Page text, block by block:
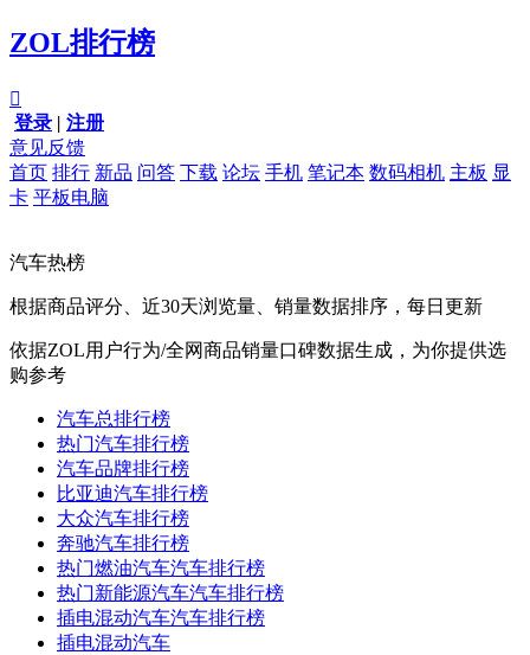
ZOL排行榜

登录 | 注册
意见反馈
首页 排行 新品 问答 下载 论坛 手机 笔记本 数码相机 主板 显
卡 平板电脑
汽车热榜
根据商品评分、近30天浏览量、销量数据排序，每日更新
依据ZOL用户行为/全网商品销量口碑数据生成，为你提供选
购参考
汽车总排行榜
热门汽车排行榜
汽车品牌排行榜
比亚迪汽车排行榜
大众汽车排行榜
奔驰汽车排行榜
热门燃油汽车汽车排行榜
热门新能源汽车汽车排行榜
插电混动汽车汽车排行榜
插电混动汽车